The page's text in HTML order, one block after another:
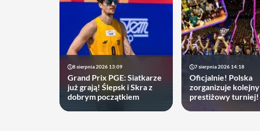
8 sierpnia 2026 13:09
Grand Prix PGE: Siatkarze
już grają! Ślepsk i Skra z
dobrym początkiem
7 sierpnia 2026 14:18
Oficjalnie! Polska
zorganizuje kolejny
prestiżowy turniej!